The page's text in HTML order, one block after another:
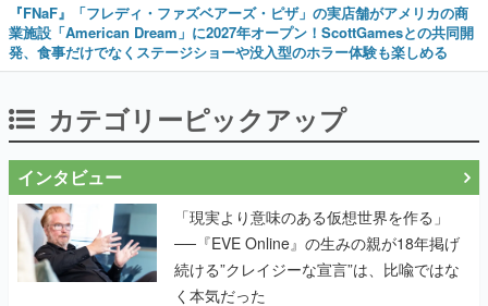
『FNaF』「フレディ・ファズベアーズ・ピザ」の実店舗がアメリカの商
業施設「American Dream」に2027年オープン！ScottGamesとの共同開
発、食事だけでなくステージショーや没入型のホラー体験も楽しめる
カテゴリーピックアップ
インタビュー
「現実より意味のある仮想世界を作る」
──『EVE Online』の生みの親が18年掲げ
続ける”クレイジーな宣言”は、比喩ではな
く本気だった